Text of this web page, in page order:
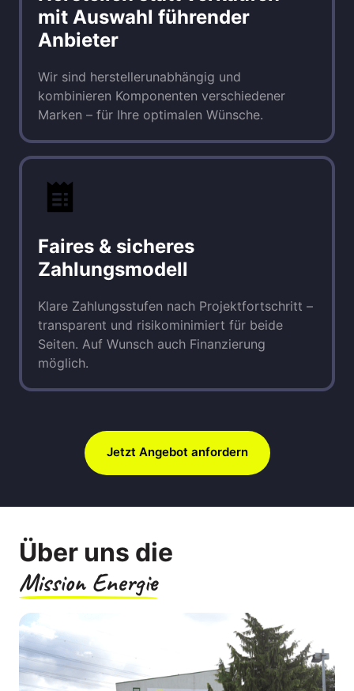
mit Auswahl führender
Anbieter
Wir sind herstellerunabhängig und
kombinieren Komponenten verschiedener
Marken – für Ihre optimalen Wünsche.
Faires & sicheres
Zahlungsmodell
Klare Zahlungsstufen nach Projektfortschritt –
transparent und risikominimiert für beide
Seiten. Auf Wunsch auch Finanzierung
möglich.
Jetzt Angebot anfordern
Über uns die
Mission Energie